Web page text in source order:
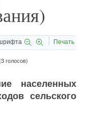
Печать
(3 голосов)
населенных
сельского